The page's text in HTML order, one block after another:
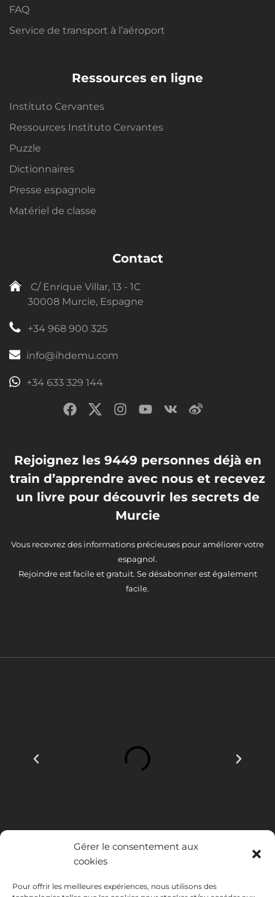
Gérer le consentement aux
cookies
Pour offrir les meilleures expériences, nous utilisons des
FAQ
Service de transport à l’aéroport
Ressources en ligne
Instituto Cervantes
Ressources Instituto Cervantes
Puzzle
Dictionnaires
Presse espagnole
Matériel de classe
Contact
C/ Enrique Villar, 13 - 1C
30008 Murcie, Espagne
+34 968 900 325
info@ihdemu.com
+34 633 329 144
Rejoignez les 9449 personnes déjà en
train d’apprendre avec nous et recevez
un livre pour découvrir les secrets de
Murcie
Vous recevrez des informations précieuses pour améliorer votre
espagnol.
Rejoindre est facile et gratuit. Se désabonner est également
facile.